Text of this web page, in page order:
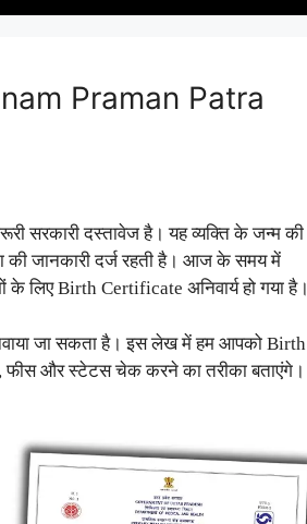
Praman Patra
सरकारी दस्तावेज है। यह व्यक्ति के जन्म की
की जानकारी दर्ज रहती है। आज के समय में
लिए Birth Certificate अनिवार्य हो गया है।
जा सकता है। इस लेख में हम आपको Birth
फीस और स्टेटस चेक करने का तरीका बताएंगे।